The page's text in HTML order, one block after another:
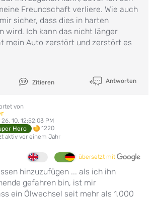
Freundschaft verliere. Wie auch
sicher, dass dies in harten
wird. Ich kann das nicht länger
mein Auto zerstört und zerstört es
Zitieren Antworten
von
10, 12:52:03 PM
Hero
1220
aktiv vor einem Jahr
übersetzt mit
hinzuzufügen ... als ich ihn
gefahren bin, ist mir
ein Ölwechsel seit mehr als 1.000